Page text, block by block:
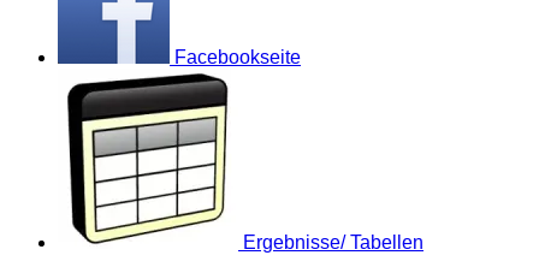
Facebookseite
Ergebnisse/ Tabellen